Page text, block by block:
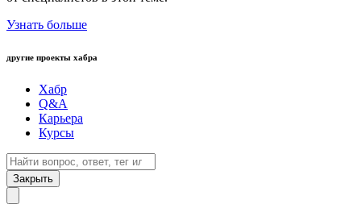
Узнать больше
другие проекты хабра
Хабр
Q&A
Карьера
Курсы
Закрыть